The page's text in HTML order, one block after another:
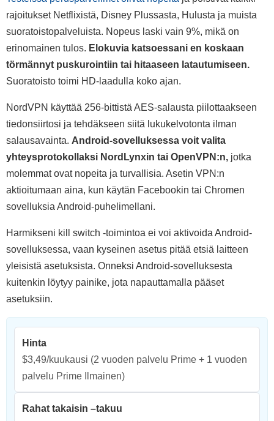
rajoitukset Netflixistä, Disney Plussasta, Hulusta ja muista
suoratoistopalveluista. Nopeus laski vain 9%, mikä on
erinomainen tulos. Elokuvia katsoessani en koskaan
törmännyt puskurointiin tai hitaaseen latautumiseen.
Suoratoisto toimi HD-laadulla koko ajan.
NordVPN käyttää 256-bittistä AES-salausta piilottaakseen
tiedonsiirtosi ja tehdäkseen siitä lukukelvotonta ilman
salausavainta. Android-sovelluksessa voit valita
yhteysprotokollaksi NordLynxin tai OpenVPN:n, jotka
molemmat ovat nopeita ja turvallisia. Asetin VPN:n
aktioitumaan aina, kun käytän Facebookin tai Chromen
sovelluksia Android-puhelimellani.
Harmikseni kill switch -toimintoa ei voi aktivoida Android-
sovelluksessa, vaan kyseinen asetus pitää etsiä laitteen
yleisistä asetuksista. Onneksi Android-sovelluksesta
kuitenkin löytyy painike, jota napauttamalla pääset
asetuksiin.
Hinta
$3,49/kuukausi (2 vuoden palvelu Prime + 1 vuoden
palvelu Prime Ilmainen)
Rahat takaisin –takuu